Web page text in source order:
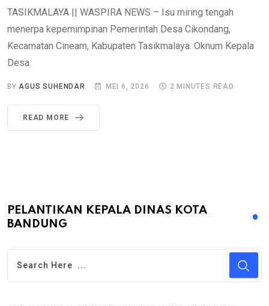
​TASIKMALAYA || WASPIRA NEWS – Isu miring tengah
menerpa kepemimpinan Pemerintah Desa Cikondang,
Kecamatan Cineam, Kabupaten Tasikmalaya. Oknum Kepala
Desa.
BYAGUS SUHENDAR MEI 6, 2026 2 MINUTES READ
READ MORE
PELANTIKAN KEPALA DINAS KOTA
BANDUNG